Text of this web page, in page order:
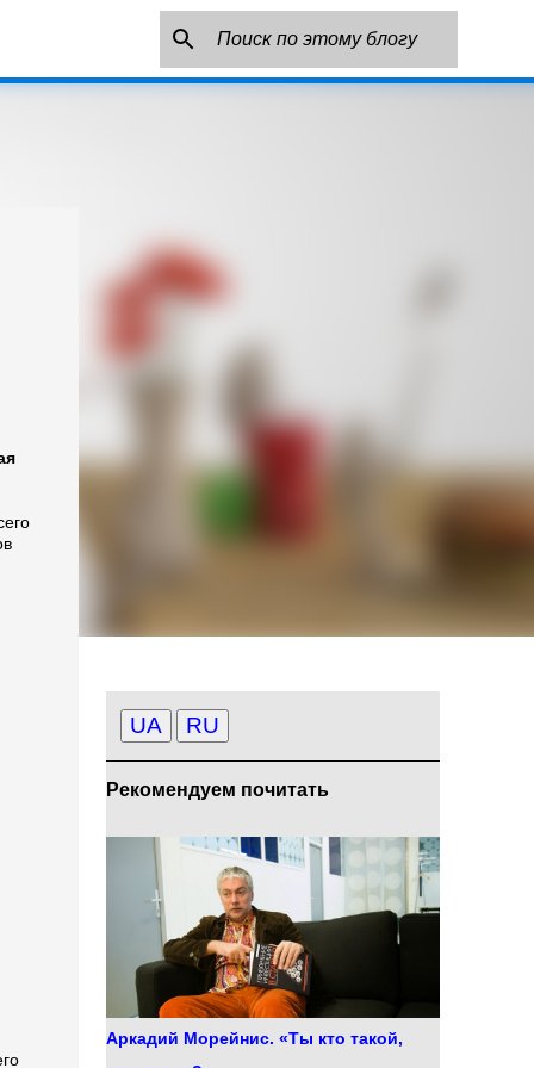
UA RU
Рекомендуем почитать
Аркадий Морейнис. «Ты кто такой,